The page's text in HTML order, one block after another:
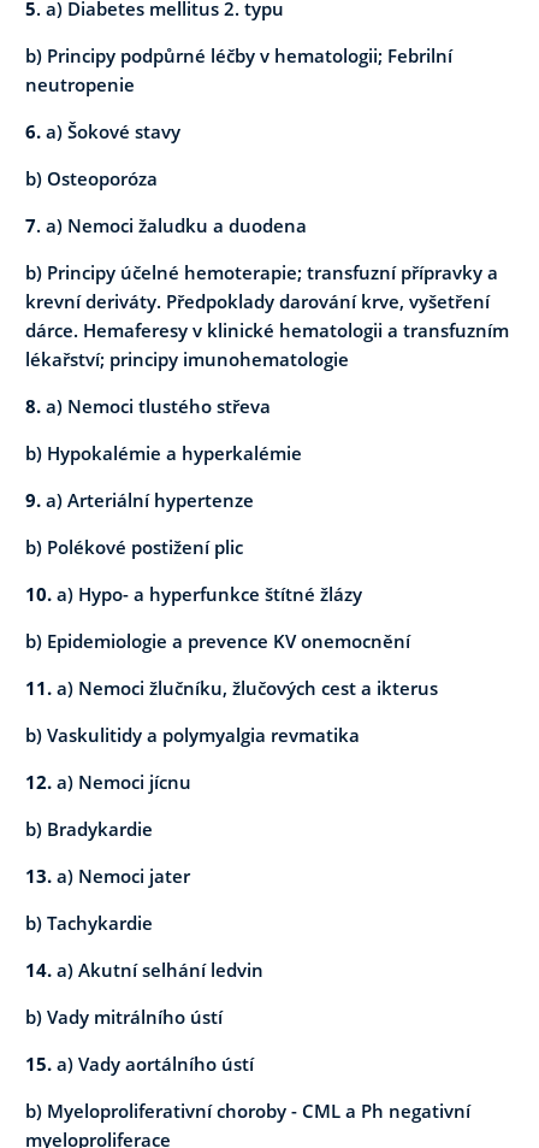
5. a) Diabetes mellitus 2. typu
b) Principy podpůrné léčby v hematologii; Febrilní
neutropenie
6.a) Šokové stavy
b) Osteoporóza
7. a) Nemoci žaludku a duodena
b) Principy účelné hemoterapie; transfuzní přípravky a
krevní deriváty. Předpoklady darování krve, vyšetření
dárce. Hemaferesy v klinické hematologii a transfuzním
lékařství; principy imunohematologie
8.a) Nemoci tlustého střeva
b) Hypokalémie a hyperkalémie
9.a) Arteriální hypertenze
b) Polékové postižení plic
10.a) Hypo- a hyperfunkce štítné žlázy
b) Epidemiologie a prevence KV onemocnění
11.a) Nemoci žlučníku, žlučových cest a ikterus
b) Vaskulitidy a polymyalgia revmatika
12.a) Nemoci jícnu
b) Bradykardie
13.a) Nemoci jater
b) Tachykardie
14.a) Akutní selhání ledvin
b) Vady mitrálního ústí
15.a) Vady aortálního ústí
b) Myeloproliferativní choroby - CML a Ph negativní
myeloproliferace